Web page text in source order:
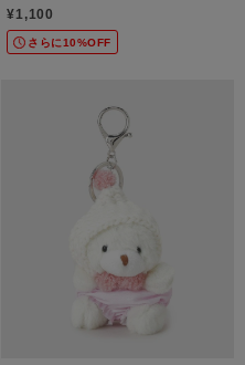
¥1,100
さらに10%OFF